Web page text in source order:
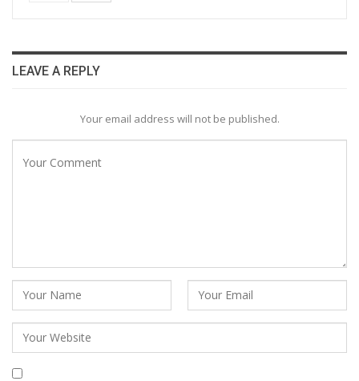
LEAVE A REPLY
Your email address will not be published.